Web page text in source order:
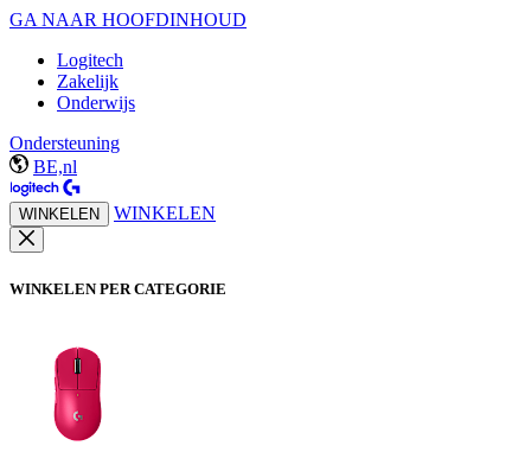
GA NAAR HOOFDINHOUD
Logitech
Zakelijk
Onderwijs
Ondersteuning
BE,nl
WINKELEN WINKELEN
WINKELEN PER CATEGORIE